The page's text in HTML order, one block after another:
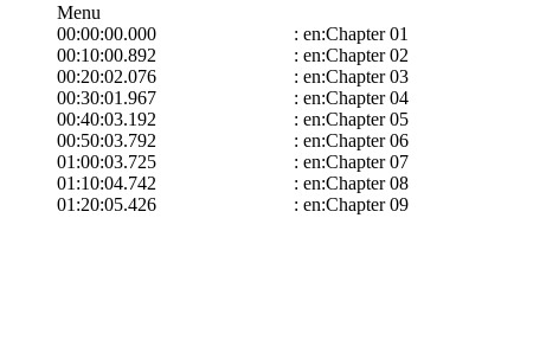
Menu
00:00:00.000 : en:Chapter 01
00:10:00.892 : en:Chapter 02
00:20:02.076 : en:Chapter 03
00:30:01.967 : en:Chapter 04
00:40:03.192 : en:Chapter 05
00:50:03.792 : en:Chapter 06
01:00:03.725 : en:Chapter 07
01:10:04.742 : en:Chapter 08
01:20:05.426 : en:Chapter 09